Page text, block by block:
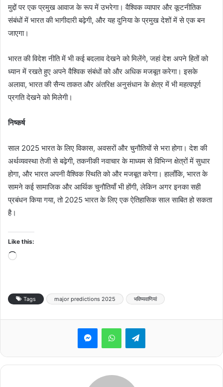
मुद्दों पर एक प्रमुख आवाज के रूप में उभरेगा। वैश्विक व्यापार और कूटनीतिक
संबंधों में भारत की भागीदारी बढ़ेगी, और यह दुनिया के प्रमुख देशों में से एक बन
जाएगा।
भारत की विदेश नीति में भी कई बदलाव देखने को मिलेंगे, जहां देश अपने हितों को
ध्यान में रखते हुए अपने वैश्विक संबंधों को और अधिक मजबूत करेगा। इसके
अलावा, भारत की सैन्य ताकत और अंतरिक्ष अनुसंधान के क्षेत्र में भी महत्वपूर्ण
प्रगति देखने को मिलेगी।
निष्कर्ष
साल 2025 भारत के लिए विकास, अवसरों और चुनौतियों से भरा होगा। देश की
अर्थव्यवस्था तेजी से बढ़ेगी, तकनीकी नवाचार के माध्यम से विभिन्न क्षेत्रों में सुधार
होगा, और भारत अपनी वैश्विक स्थिति को और मजबूत करेगा। हालाँकि, भारत के
सामने कई सामाजिक और आर्थिक चुनौतियाँ भी होंगी, लेकिन अगर इनका सही
प्रबंधन किया गया, तो 2025 भारत के लिए एक ऐतिहासिक साल साबित हो सकता
है।
Like this:
Loading…
Tags major predictions 2025 भविष्यवाणियां
MessengerWhatsAppTelegram